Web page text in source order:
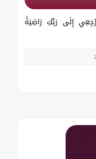
إِلَى رَبِّكِ رَاضِيَةً